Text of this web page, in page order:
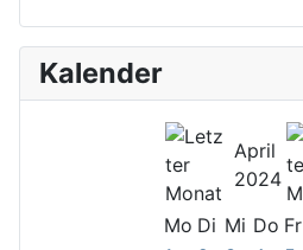
Kalender
April
2024
Mo Di Mi Do Fr